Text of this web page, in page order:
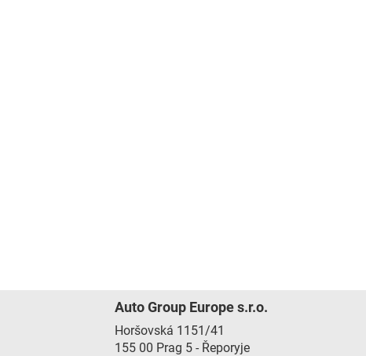
Auto Group Europe s.r.o.
Horšovská 1151/41
155 00 Prag 5 - Řeporyje